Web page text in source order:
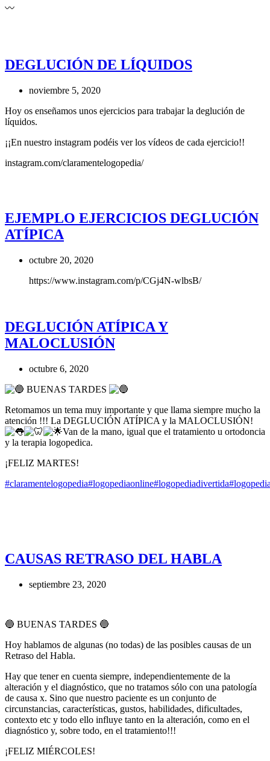
〰️
DEGLUCIÓN DE LÍQUIDOS
noviembre 5, 2020
Hoy os enseñamos unos ejercicios para trabajar la deglución de
líquidos.
¡¡En nuestro instagram podéis ver los vídeos de cada ejercicio!!
instagram.com/claramentelogopedia/
EJEMPLO EJERCICIOS DEGLUCIÓN
ATÍPICA
octubre 20, 2020
https://www.instagram.com/p/CGj4N-wlbsB/
DEGLUCIÓN ATÍPICA Y
MALOCLUSIÓN
octubre 6, 2020
BUENAS TARDES
Retomamos un tema muy importante y que llama siempre mucho la
atención !!! La DEGLUCIÓN ATÍPICA y la MALOCLUSIÓN!
Van de la mano, igual que el tratamiento u ortodoncia
y la terapia logopedica.
¡FELIZ MARTES!
#claramentelogopedia#logopediaonline#logopediadivertida
CAUSAS RETRASO DEL HABLA
septiembre 23, 2020
🔵 BUENAS TARDES 🔵
Hoy hablamos de algunas (no todas) de las posibles causas de un
Retraso del Habla.
Hay que tener en cuenta siempre, independientemente de la
alteración y el diagnóstico, que no tratamos sólo con una patología
de causa x. Sino que nuestro paciente es un conjunto de
circunstancias, características, gustos, habilidades, dificultades,
contexto etc y todo ello influye tanto en la alteración, como en el
diagnóstico y, sobre todo, en el tratamiento!!!
¡FELIZ MIÉRCOLES!